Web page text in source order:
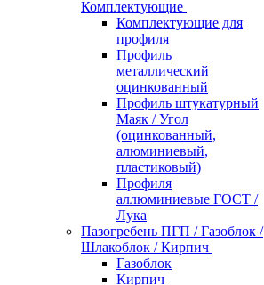
Комплектующие
Комплектующие для
профиля
Профиль
металлический
оцинкованный
Профиль штукатурный
Маяк / Угол
(оцинкованный,
алюминиевый,
пластиковый)
Профиля
аллюминиевые ГОСТ /
Лука
Пазогребень ПГП / Газоблок /
Шлакоблок / Кирпич
Газоблок
Кирпич